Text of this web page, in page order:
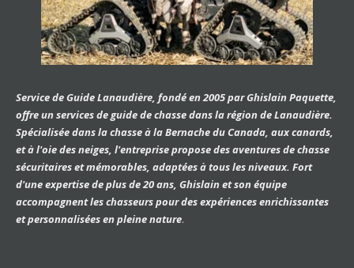
Service de Guide Lanaudière, fondé en 2005 par Ghislain Paquette,
offre un services de guide de chasse dans la région de Lanaudière.
Spécialisée dans la chasse à la Bernache du Canada, aux canards,
et à l'oie des neiges, l'entreprise propose des aventures de chasse
sécuritaires et mémorables, adaptées à tous les niveaux. Fort
d'une expertise de plus de 20 ans, Ghislain et son équipe
accompagnent les chasseurs pour des expériences enrichissantes
et personnalisées en pleine nature.